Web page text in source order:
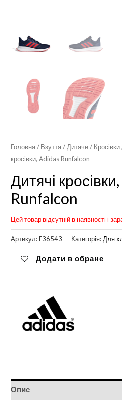
Головна/ Взуття / Дитяче/ Кросівки
кросівки, Adidas Runfalcon
Дитячі
Runfalcon
Цей товар відсутній в наявності і
Артикул:F36543 Категорія:Для
Додати в обране
Опис